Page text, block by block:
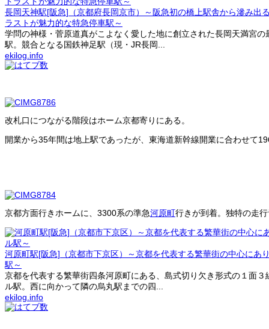
長岡天神駅[阪急]（京都府長岡京市）～阪急初の橋上駅舎から滲み出
ラストが魅力的な特急停車駅～
学問の神様・菅原道真がこよなく愛した地に創立された長岡天満宮
駅。競合となる国鉄神足駅（現・JR長岡...
ekilog.info
改札口につながる階段はホーム京都寄りにある。
開業から35年間は地上駅であったが、東海道新幹線開業に合わせて
京都方面行きホームに、3300系の準急河原町行きが到着。独特の走
河原町駅[阪急]（京都市下京区）～京都を代表する繁華街の中心にあ
駅～
京都を代表する繁華街四条河原町にある、島式切り欠き形式の１面
ル駅。西に向かって隣の烏丸駅までの四...
ekilog.info